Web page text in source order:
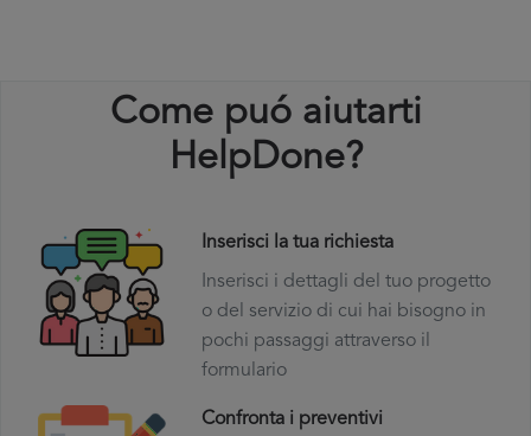
Come puó aiutarti
HelpDone?
Inserisci la tua richiesta
Inserisci i dettagli del tuo progetto
o del servizio di cui hai bisogno in
pochi passaggi attraverso il
formulario
Confronta i preventivi